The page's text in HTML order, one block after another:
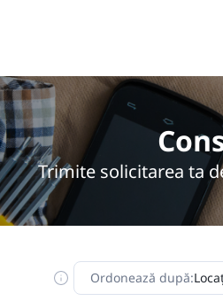
Trimite solicitarea ta
Ordonează după: